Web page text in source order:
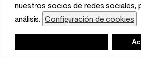
with our social media, advertising,
partners. Cookie Settings
nuestros socios de redes sociales,
análisis. Configuración de cookies
Tiempo de secado